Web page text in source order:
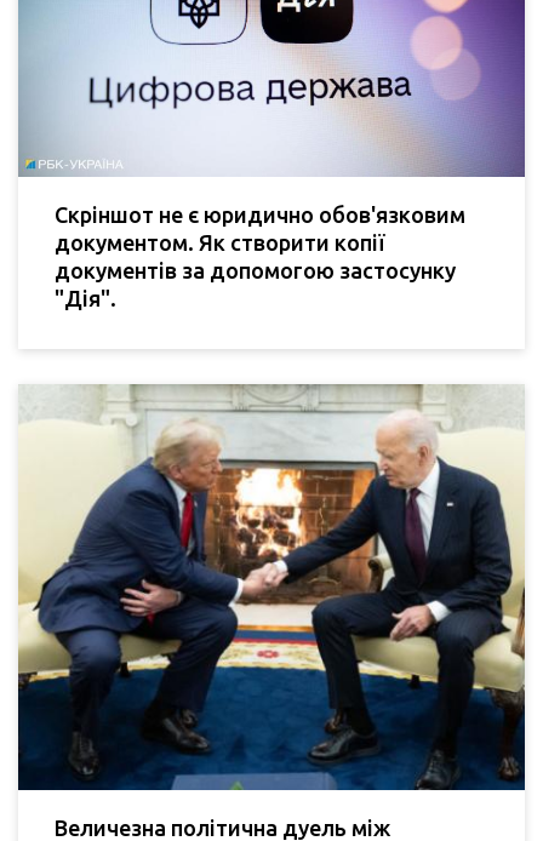
Скріншот не є юридично обов'язковим
документом. Як створити копії
документів за допомогою застосунку
"Дія".
Величезна політична дуель між